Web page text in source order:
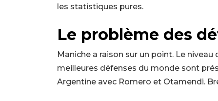
les statistiques pures.
Le problème des
Maniche a raison sur un point. Le
meilleures défenses du monde sont
Argentine avec Romero et Otamendi.